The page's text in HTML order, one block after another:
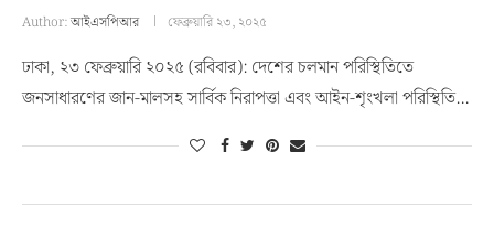
Author:আইএসপিআর ফেব্রুয়ারি ২৩, ২০২৫
ঢাকা, ২৩ ফেব্রুয়ারি ২০২৫ (রবিবার): দেশের চলমান পরিস্থিতিতে
জনসাধারণের জান-মালসহ সার্বিক নিরাপত্তা এবং আইন-শৃংখলা পরিস্থিতি…